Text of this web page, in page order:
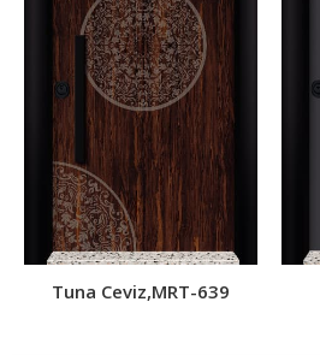
Tuna Ceviz,MRT-639